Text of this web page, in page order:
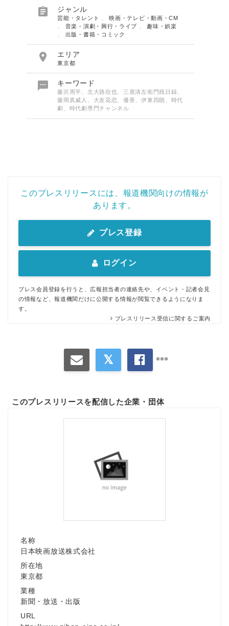
 ジャンル
芸能・タレント 、映画・テレビ・動画・CM
音楽・演劇・興行・ライブ 、趣味・娯楽
出版・書籍・コミック
 エリア
東京都
 キーワード
藤沢周平、北大路欣也、三屋清左衛門残日録、
藤岡真威人、大友花恋、優香、伊東四朗、時代
劇、時代劇専門チャンネル
このプレスリリースには、報道機関向けの情報が
あります。
プレス登録
ログイン
プレス会員登録を行うと、広報担当者の連絡先や、イベント・記者会見
の情報など、報道機関だけに公開する情報が閲覧できるようになりま
す。
プレスリリース受信に関するご案内
このプレスリリースを配信した企業・団体
名称
日本映画放送株式会社
所在地
東京都
業種
新聞・放送・出版
URL